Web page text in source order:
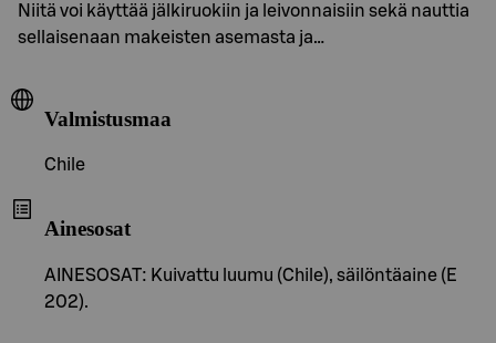
Niitä voi käyttää jälkiruokiin ja leivonnaisiin sekä nauttia
sellaisenaan makeisten asemasta ja…
Valmistusmaa
Chile
Ainesosat
AINESOSAT: Kuivattu luumu (Chile), säilöntäaine (E
202).